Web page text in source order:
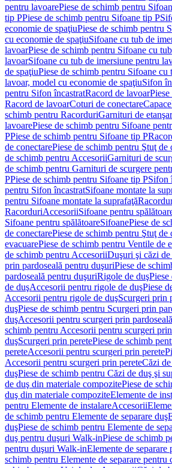
pentru lavoarePiese de schimb pentru
tip PPiese de schimb pentru Sifoane tip P
economie de spaţiuPiese de schimb pentru
cu economie de spaţiuSifoane cu tub de
lavoarPiese de schimb pentru Sifoane cu
lavoarSifoane cu tub de imersiune pentru
de spaţiuPiese de schimb pentru Sifoane cu
lavoar, model cu economie de spaţiuSifon
pentru Sifon încastratRacord de lavoar
Racord de lavoarCoturi de conectareCapace
schimb pentru RacorduriGarnituri de
lavoarePiese de schimb pentru Sifoane
PPiese de schimb pentru Sifoane tip P
de conectarePiese de schimb pentru Ştuţ de
de schimb pentru AccesoriiGarnituri de
de schimb pentru Garnituri de scurgere
PPiese de schimb pentru Sifoane tip PSifon
pentru Sifon încastratSifoane montate la
pentru Sifoane montate la suprafaţă
RacorduriAccesoriiSifoane pentru
Sifoane pentru spălătoareSifoanePiese de
de conectarePiese de schimb pentru Ştuţ de
evacuarePiese de schimb pentru Ventile de
de schimb pentru AccesoriiDuşuri şi căzi de
prin pardoseală pentru duşuriPiese de
pardoseală pentru duşuriRigole de duş
de duşAccesorii pentru rigole de duşPiese
Accesorii pentru rigole de duşScurgeri prin
duşPiese de schimb pentru Scurgeri prin
duşAccesorii pentru scurgeri prin
schimb pentru Accesorii pentru scurgeri
duşScurgeri prin peretePiese de schimb
pereteAccesorii pentru scurgeri prin perete
Accesorii pentru scurgeri prin pereteCăzi
duşPiese de schimb pentru Căzi de duş şi
de duş din materiale compozitePiese de
duş din materiale compoziteElemente de
pentru Elemente de instalareAccesorii
de schimb pentru Elemente de separare duş
duşPiese de schimb pentru Elemente de
duş pentru duşuri Walk-inPiese de schimb
pentru duşuri Walk-inElemente de separare
schimb pentru Elemente de separare pentru